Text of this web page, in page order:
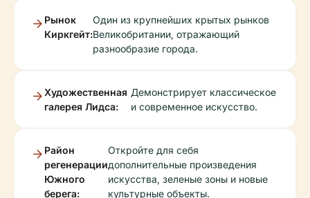
Рынок
Киркгейт:
Один из крупнейших крытых рынков
Великобритании, отражающий
разнообразие города.
Художественная
галерея Лидса:
Демонстрирует классическое
и современное искусство.
Район
регенерации
Южного
берега:
Откройте для себя
дополнительные произведения
искусства, зеленые зоны и новые
культурные объекты.